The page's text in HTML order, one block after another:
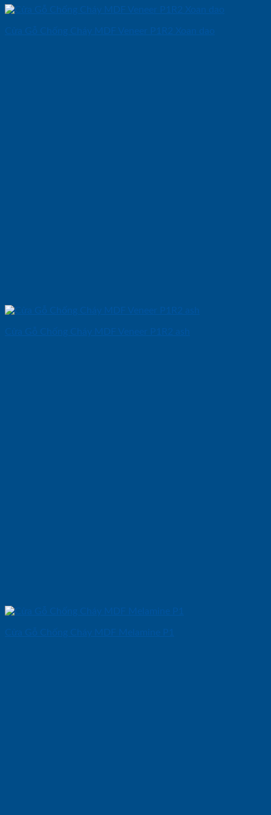
Cửa Gỗ Chống Cháy MDF Veneer P1R2 Xoan dao
Cửa Gỗ Chống Cháy MDF Veneer P1R2 ash
Cửa Gỗ Chống Cháy MDF Melamine P1